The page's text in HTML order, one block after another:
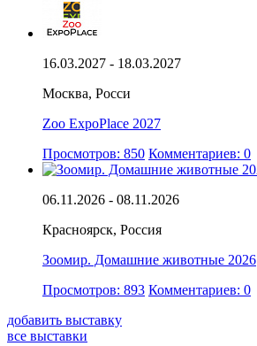
16.03.2027 - 18.03.2027
Москва, Росси
Zoo ExpoPlace 2027
Просмотров: 850 Комментариев: 0
06.11.2026 - 08.11.2026
Красноярск, Россия
Зоомир. Домашние животные 2026
Просмотров: 893 Комментариев: 0
добавить выставку
все выставки